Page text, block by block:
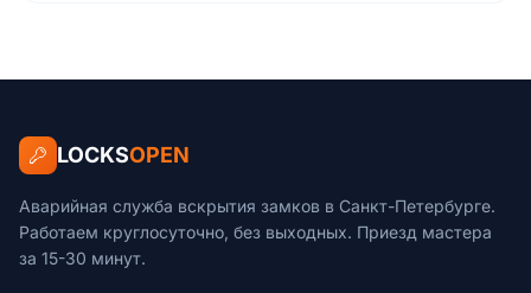
LOCKSOPEN
Аварийная служба вскрытия замков в Санкт-Петербурге.
Работаем круглосуточно, без выходных. Приезд мастера
за 15-30 минут.